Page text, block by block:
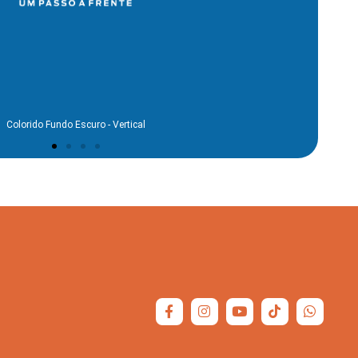
- Horizontal
Colorido Fundo Escuro - Vertical